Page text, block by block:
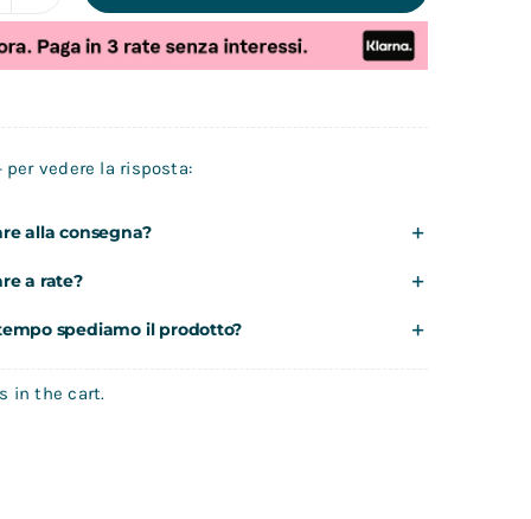
per vedere la risposta:
alla consegna?
a rate?
spediamo il prodotto?
in the cart.